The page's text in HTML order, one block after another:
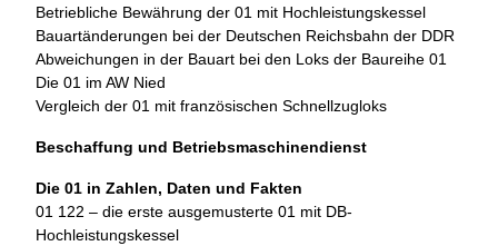
Betriebliche Bewährung der 01 mit Hochleistungskessel
Bauartänderungen bei der Deutschen Reichsbahn der DDR
Abweichungen in der Bauart bei den Loks der Baureihe 01
Die 01 im AW Nied
Vergleich der 01 mit französischen Schnellzugloks
Beschaffung und Betriebsmaschinendienst
Die 01 in Zahlen, Daten und Fakten
01 122 – die erste ausgemusterte 01 mit DB-
Hochleistungskessel